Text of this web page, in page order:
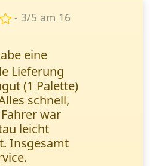
- 5/5 am 22
von
ist
hat
Stich
Buchhalterin